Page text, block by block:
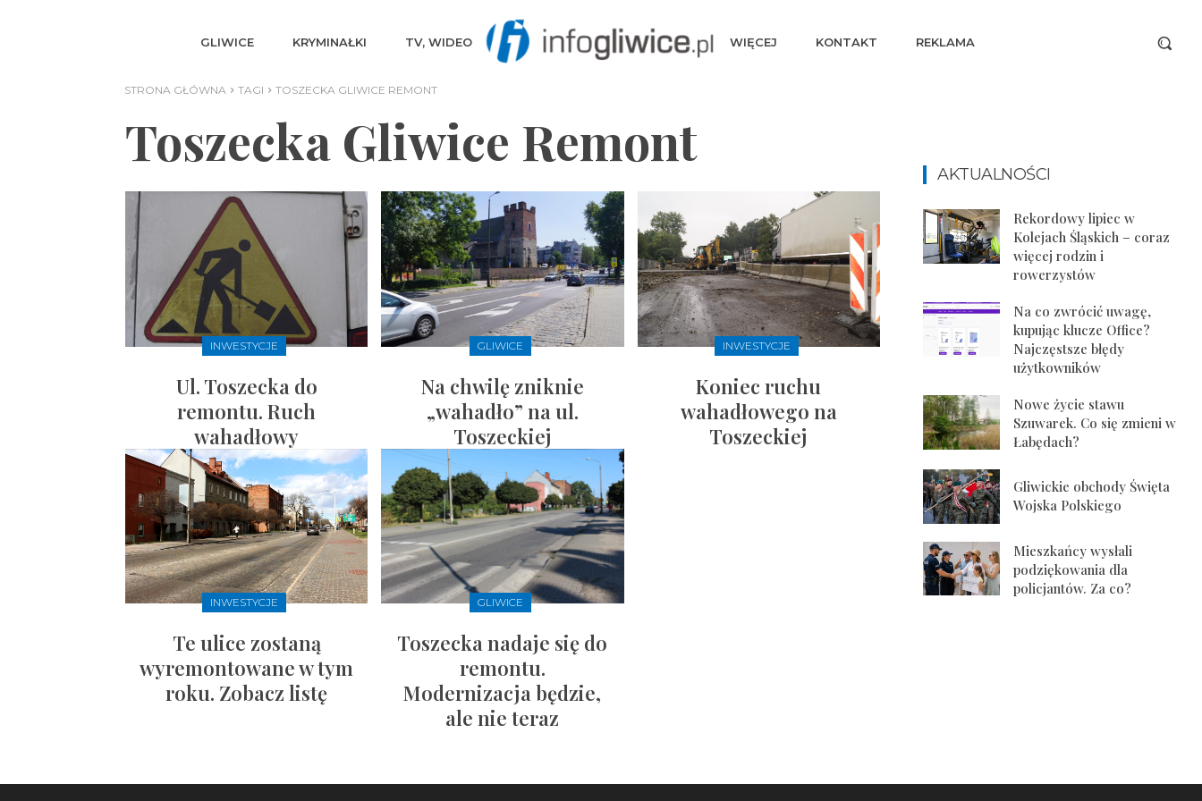
GLIWICE KRYMINAŁKI TV, WIDEO WIĘCEJ KONTAKT REKLAMA
STRONA GŁÓWNA TAGI TOSZECKA GLIWICE REMONT
Toszecka Gliwice Remont
INWESTYCJE
Ul. Toszecka do
remontu. Ruch
wahadłowy
GLIWICE
Na chwilę zniknie
„wahadło” na ul.
Toszeckiej
INWESTYCJE
Koniec ruchu
wahadłowego na
Toszeckiej
INWESTYCJE
Te ulice zostaną
wyremontowane w tym
roku. Zobacz listę
GLIWICE
Toszecka nadaje się do
remontu.
Modernizacja będzie,
ale nie teraz
AKTUALNOŚCI
Rekordowy lipiec w
Kolejach Śląskich – coraz
więcej rodzin i
rowerzystów
Na co zwrócić uwagę,
kupując klucze Office?
Najczęstsze błędy
użytkowników
Nowe życie stawu
Szuwarek. Co się zmieni w
Łabędach?
Gliwickie obchody Święta
Wojska Polskiego
Mieszkańcy wysłali
podziękowania dla
policjantów. Za co?